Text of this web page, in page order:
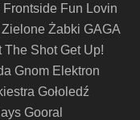
Frontside Fun Lovin
Zielone Żabki GAGA
The Shot Get Up!
Gnom Elektron
Gołoledź
Gooral